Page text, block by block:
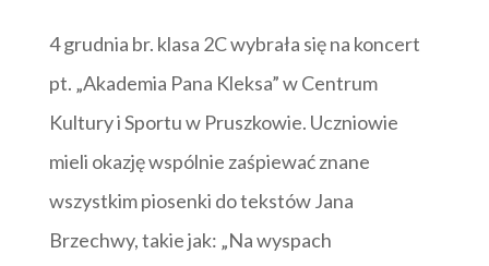
4 grudnia br. klasa 2C wybrała się na koncert
pt. „Akademia Pana Kleksa” w Centrum
Kultury i Sportu w Pruszkowie. Uczniowie
mieli okazję wspólnie zaśpiewać znane
wszystkim piosenki do tekstów Jana
Brzechwy, takie jak: „Na wyspach